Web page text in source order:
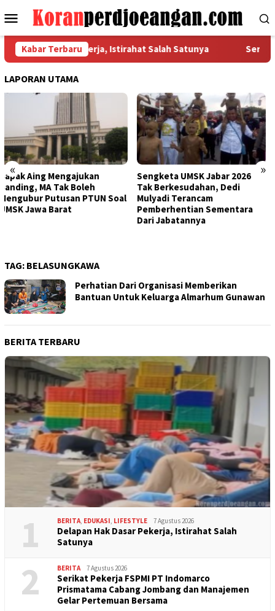
ke
Menu
Mobile
Kabar Terbaru
Hak Dasar Pekerja, Istirahat Salah Satunya Serikat
LAPORAN UTAMA
« »
Sengketa UMSK Jabar 2026
Tak Berkesudahan, Dedi
Mulyadi Terancam
Pemberhentian Sementara
Banding Putusan PTUN Prihal
UMSK Jabar Tuai Sorotan
KSPI: Yang Bayar UMSK Itu
Pengusaha, Tapi Mengapa
Gubernur Ngotot Melakukan
TAG: BELASUNGKAWA
Perhatian Dari Organisasi Memberikan
Bantuan Untuk Keluarga Almarhum Gunawan
BERITA TERBARU
1 BERITA, EDUKASI, LIFESTYLE 7 Agustus 2026
Delapan Hak Dasar Pekerja, Istirahat Salah
Satunya
2 BERITA 7 Agustus 2026
Serikat Pekerja FSPMI PT Indomarco
Prismatama Cabang Jombang dan Manajemen
Gelar Pertemuan Bersama